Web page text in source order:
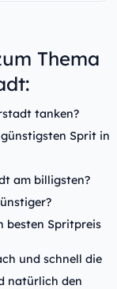
Thema
tanken?
Sprit in
am billigsten?
besten Spritpreis
und schnell die
natürlich den